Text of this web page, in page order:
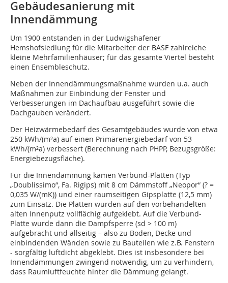
Gebäudesanierung mit
Innendämmung
Um 1900 entstanden in der Ludwigshafener
Hemshofsiedlung für die Mitarbeiter der BASF zahlreiche
kleine Mehrfamilienhäuser; für das gesamte Viertel besteht
einen Ensembleschutz.
Neben der Innendämmungsmaßnahme wurden u.a. auch
Maßnahmen zur Einbindung der Fenster und
Verbesserungen im Dachaufbau ausgeführt sowie die
Dachgauben verändert.
Der Heizwärmebedarf des Gesamtgebäudes wurde von etwa
250 kWh/(m²a) auf einen Primärenergiebedarf von 53
kWh/(m²a) verbessert (Berechnung nach PHPP, Bezugsgröße:
Energiebezugsfläche).
Für die Innendämmung kamen Verbund-Platten (Typ
„Doublissimo“, Fa. Rigips) mit 8 cm Dämmstoff „Neopor“ (? =
0,035 W/(mK)) und einer raumseitigen Gipsplatte (12,5 mm)
zum Einsatz. Die Platten wurden auf den vorbehandelten
alten Innenputz vollflächig aufgeklebt. Auf die Verbund-
Platte wurde dann die Dampfsperre (sd > 100 m)
aufgebracht und allseitig – also zu Boden, Decke und
einbindenden Wänden sowie zu Bauteilen wie z.B. Fenstern
- sorgfältig luftdicht abgeklebt. Dies ist insbesondere bei
Innendämmungen zwingend notwendig, um zu verhindern,
dass Raumluftfeuchte hinter die Dämmung gelangt.